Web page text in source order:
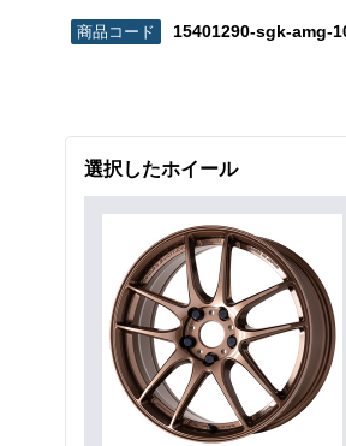
15401290-sgk-amg-
選択したホイール